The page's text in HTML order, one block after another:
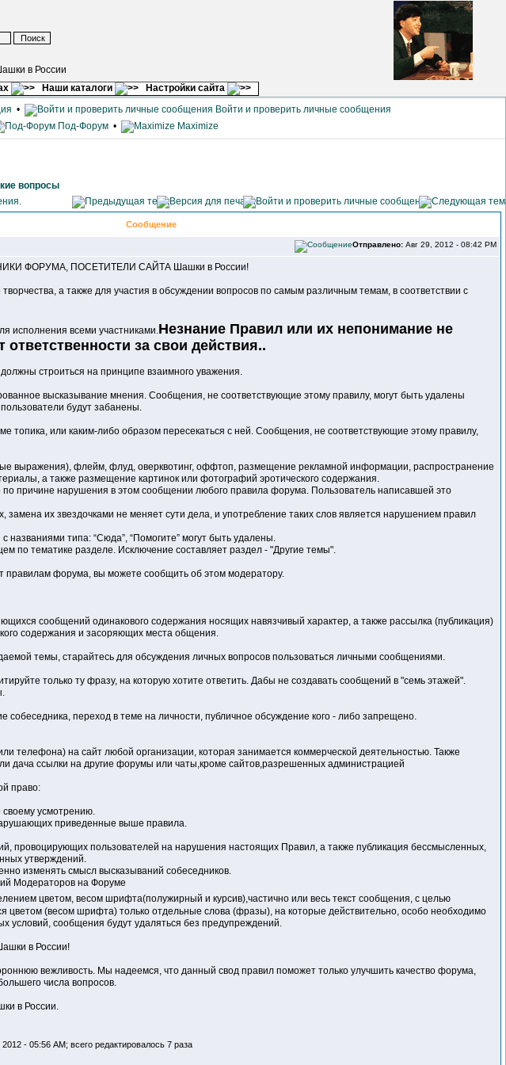
в России
Наши каталоги Настройки сайта
•
Войти и проверить личные сообщения
Под-Форум • Maximize
вопросы
Сообщение
Отправлено: Авг 29, 2012 - 08:42 PM
ФОРУМА, ПОСЕТИТЕЛИ САЙТА Шашки в России!
а также для участия в обсуждении вопросов по самым различным темам, в соответствии с
исполнения всеми участниками.Незнание Правил или их непонимание не
ответственности за свои действия..
строиться на принципе взаимного уважения.
высказывание мнения. Сообщения, не соответствующие этому правилу, могут быть удалены
будут забанены.
топика, или каким-либо образом пересекаться с ней. Сообщения, не соответствующие этому правилу,
выражения), флейм, флуд, оверквотинг, оффтоп, размещение рекламной информации, распространение
а также размещение картинок или фотографий эротического содержания.
причине нарушения в этом сообщении любого правила форума. Пользователь написавшей это
замена их звездочками не меняет сути дела, и употребление таких слов является нарушением правил
названиями типа: “Сюда”, “Помогите” могут быть удалены.
по тематике разделе. Исключение составляет раздел - "Другие темы".
правилам форума, вы можете сообщить об этом модератору.
сообщений одинакового содержания носящих навязчивый характер, а также рассылка (публикация)
содержания и засоряющих места общения.
темы, старайтесь для обсуждения личных вопросов пользоваться личными сообщениями.
только ту фразу, на которую хотите ответить. Дабы не создавать сообщений в "семь этажей".
собеседника, переход в теме на личности, публичное обсуждение кого - либо запрещено.
телефона) на сайт любой организации, которая занимается коммерческой деятельностью. Также
дача ссылки на другие форумы или чаты,кроме сайтов,разрешенных администрацией
право:
усмотрению.
приведенные выше правила.
провоцирующих пользователей на нарушения настоящих Правил, а также публикация бессмысленных,
утверждений.
изменять смысл высказываний собеседников.
Модераторов на Форуме
цветом, весом шрифта(полужирный и курсив),частично или весь текст сообщения, с целью
цветом (весом шрифта) только отдельные слова (фразы), на которые действительно, особо необходимо
условий, сообщения будут удаляться без предупреждений.
в России!
вежливость. Мы надеемся, что данный свод правил поможет только улучшить качество форума,
числа вопросов.
в России.
- 05:56 AM; всего редактировалось 7 раза